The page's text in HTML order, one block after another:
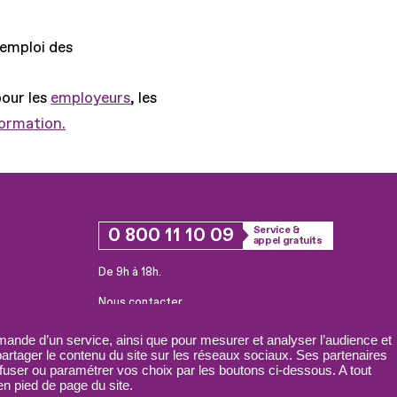
d’un service, ainsi que pour mesurer et analyser l’audience et
le contenu du site sur les réseaux sociaux. Ses partenaires
ou paramétrer vos choix par les boutons ci-dessous. A tout
pied de page du site.
des
les employeurs, les
0 800 11 10 09
Service &
appel gratuits
De 9h à 18h.
Nous contacter